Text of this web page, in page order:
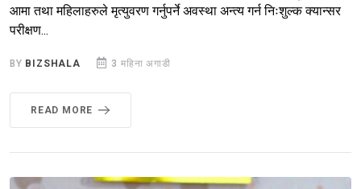
आमा तथा महिलाहरुले मृत्युवरण गर्नुपर्ने अवस्था अन्त्य गर्न निःशुल्क क्यान्सर
परीक्षण...
BY BIZSHALA 3 महिना अगाडी
READ MORE